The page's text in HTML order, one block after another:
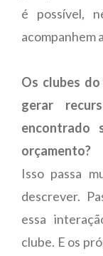
é possível,
acompanhem
Os clubes
gerar
encontrado
orçamento?
Isso passa
descrever.
essa
clube. E os